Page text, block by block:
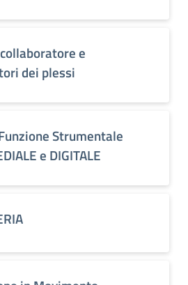
e
dei plessi
Strumentale
e DIGITALE